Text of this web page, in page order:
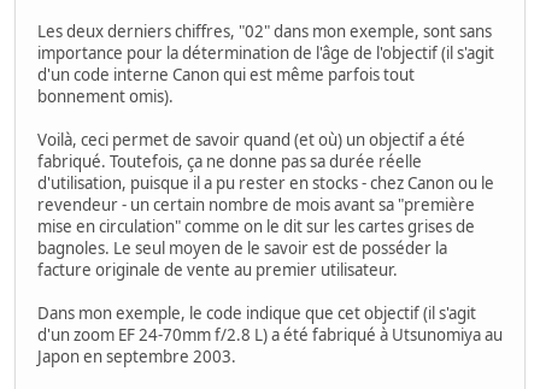
Les deux derniers chiffres, "02" dans mon exemple, sont sans
importance pour la détermination de l'âge de l'objectif (il s'agit
d'un code interne Canon qui est même parfois tout
bonnement omis).
Voilà, ceci permet de savoir quand (et où) un objectif a été
fabriqué. Toutefois, ça ne donne pas sa durée réelle
d'utilisation, puisque il a pu rester en stocks - chez Canon ou le
revendeur - un certain nombre de mois avant sa "première
mise en circulation" comme on le dit sur les cartes grises de
bagnoles. Le seul moyen de le savoir est de posséder la
facture originale de vente au premier utilisateur.
Dans mon exemple, le code indique que cet objectif (il s'agit
d'un zoom EF 24-70mm f/2.8 L) a été fabriqué à Utsunomiya au
Japon en septembre 2003.